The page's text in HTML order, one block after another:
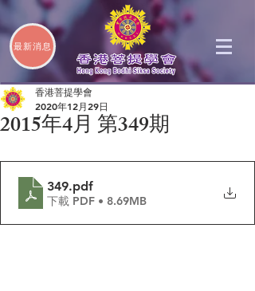
最新消息
2015年4月 第349期
香港菩提學會
2020年12月29日
349.pdf
下載 PDF • 8.69MB